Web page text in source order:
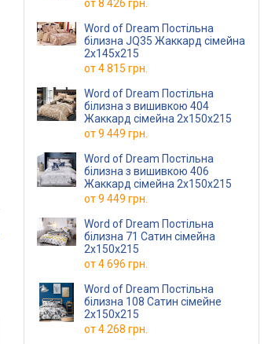
от8 426 грн.
Word of Dream Постільна
білизна JQ35 Жаккард сімейна
2х145х215
от4 815 грн.
Word of Dream Постільна
білизна з вишивкою 404
Жаккард сімейна 2х150х215
от9 449 грн.
Word of Dream Постільна
білизна з вишивкою 406
Жаккард сімейна 2х150х215
от9 449 грн.
Word of Dream Постільна
білизна 71 Сатин сімейна
2х150х215
от4 696 грн.
Word of Dream Постільна
білизна 108 Сатин сімейне
2х150х215
от4 268 грн.